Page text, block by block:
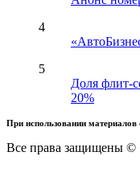
4
5
Доля флит-
20%
При использовании материалов
Все права защищены ©